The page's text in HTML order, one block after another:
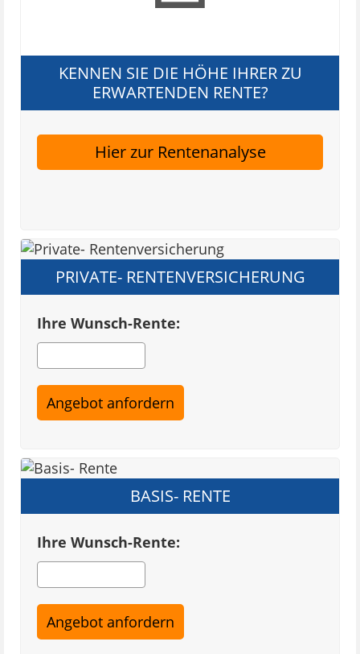
KENNEN SIE DIE HÖHE IHRER ZU
ERWARTENDEN RENTE?
Hier zur Rentenanalyse
PRIVATE- RENTENVERSICHERUNG
Ihre Wunsch-Rente:
BASIS- RENTE
Ihre Wunsch-Rente: